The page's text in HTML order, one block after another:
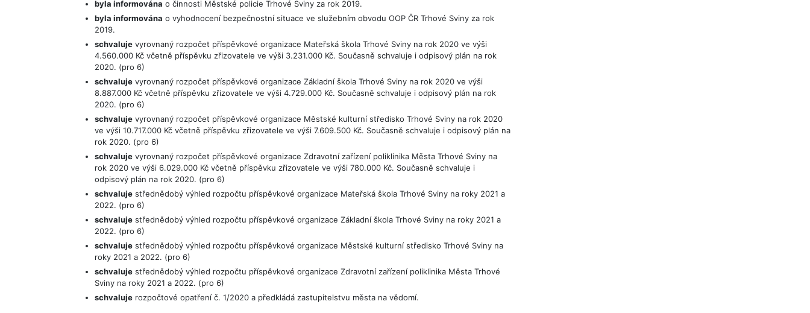
byla informována o činnosti Městské policie Trhové Sviny za rok 2019.
byla informována o vyhodnocení bezpečnostní situace ve služebním obvodu OOP ČR Trhové Sviny za rok
2019.
schvaluje vyrovnaný rozpočet příspěvkové organizace Mateřská škola Trhové Sviny na rok 2020 ve výši
4.560.000 Kč včetně příspěvku zřizovatele ve výši 3.231.000 Kč. Současně schvaluje i odpisový plán na rok
2020. (pro 6)
schvaluje vyrovnaný rozpočet příspěvkové organizace Základní škola Trhové Sviny na rok 2020 ve výši
8.887.000 Kč včetně příspěvku zřizovatele ve výši 4.729.000 Kč. Současně schvaluje i odpisový plán na rok
2020. (pro 6)
schvaluje vyrovnaný rozpočet příspěvkové organizace Městské kulturní středisko Trhové Sviny na rok 2020
ve výši 10.717.000 Kč včetně příspěvku zřizovatele ve výši 7.609.500 Kč. Současně schvaluje i odpisový plán na
rok 2020. (pro 6)
schvaluje vyrovnaný rozpočet příspěvkové organizace Zdravotní zařízení poliklinika Města Trhové Sviny na
rok 2020 ve výši 6.029.000 Kč včetně příspěvku zřizovatele ve výši 780.000 Kč. Současně schvaluje i
odpisový plán na rok 2020. (pro 6)
schvaluje střednědobý výhled rozpočtu příspěvkové organizace Mateřská škola Trhové Sviny na roky 2021 a
2022. (pro 6)
schvaluje střednědobý výhled rozpočtu příspěvkové organizace Základní škola Trhové Sviny na roky 2021 a
2022. (pro 6)
schvaluje střednědobý výhled rozpočtu příspěvkové organizace Městské kulturní středisko Trhové Sviny na
roky 2021 a 2022. (pro 6)
schvaluje střednědobý výhled rozpočtu příspěvkové organizace Zdravotní zařízení poliklinika Města Trhové
Sviny na roky 2021 a 2022. (pro 6)
schvaluje rozpočtové opatření č. 1/2020 a předkládá zastupitelstvu města na vědomí.